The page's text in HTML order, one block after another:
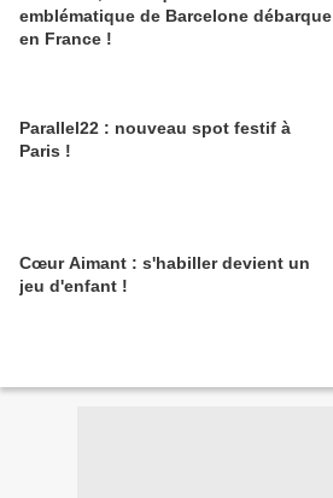
emblématique de Barcelone débarque
en France !
Parallel22 : nouveau spot festif à
Paris !
Cœur Aimant : s'habiller devient un
jeu d'enfant !